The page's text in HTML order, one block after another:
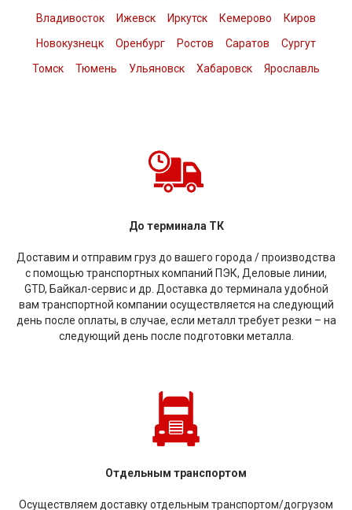
Владивосток
Ижевск Иркутск Кемерово
Киров
Новокузнецк
Оренбург Ростов Саратов
Сургут
Томск
Тюмень Ульяновск Хабаровск Ярославль
До терминала ТК
Доставим и отправим груз до вашего города / производства
с помощью транспортных компаний ПЭК, Деловые линии,
GTD, Байкал-сервис и др. Доставка до терминала удобной
вам транспортной компании осуществляется на следующий
день после оплаты, в случае, если металл требует резки – на
следующий день после подготовки металла.
Отдельным транспортом
Осуществляем доставку отдельным транспортом/догрузом